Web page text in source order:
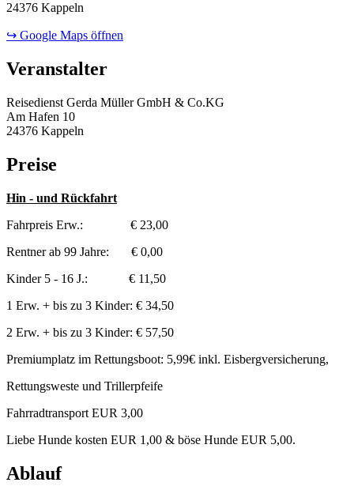
24376 Kappeln
↪ Google Maps öffnen
Veranstalter
Reisedienst Gerda Müller GmbH & Co.KG
Am Hafen 10
24376 Kappeln
Preise
Hin - und Rückfahrt
Fahrpreis Erw.: € 23,00
Rentner ab 99 Jahre: € 0,00
Kinder 5 - 16 J.: € 11,50
1 Erw. + bis zu 3 Kinder: € 34,50
2 Erw. + bis zu 3 Kinder: € 57,50
Premiumplatz im Rettungsboot: 5,99€ inkl. Eisbergversicherung,
Rettungsweste und Trillerpfeife
Fahrradtransport EUR 3,00
Liebe Hunde kosten EUR 1,00 & böse Hunde EUR 5,00.
Ablauf